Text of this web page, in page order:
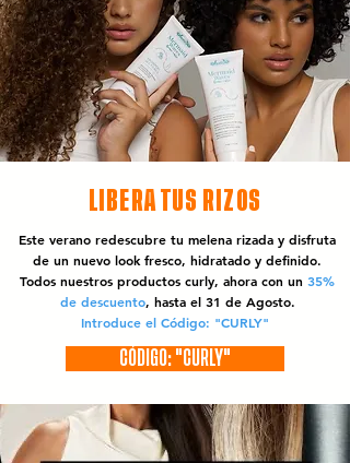
LIBERA TUS RIZOS
Este verano redescubre tu melena rizada y disfruta
de un nuevo look fresco, hidratado y definido.
Todos nuestros productos curly, ahora con un 35%
de descuento, hasta el 31 de Agosto.
Introduce el Código: "CURLY"
CÓDIGO: "CURLY"